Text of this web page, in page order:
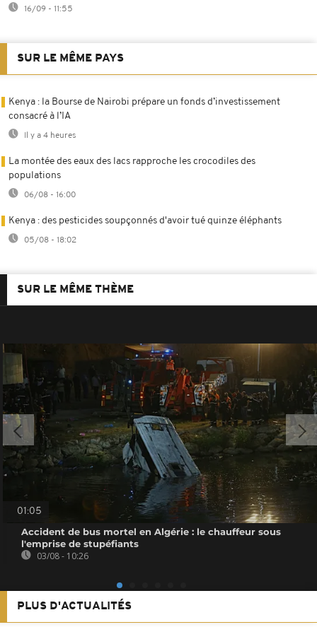
16/09 - 11:55
SUR LE MÊME PAYS
Kenya : la Bourse de Nairobi prépare un fonds d’investissement
consacré à l’IA
Il y a 4 heures
La montée des eaux des lacs rapproche les crocodiles des
populations
06/08 - 16:00
Kenya : des pesticides soupçonnés d'avoir tué quinze éléphants
05/08 - 18:02
SUR LE MÊME THÈME
01:05
Accident de bus mortel en Algérie : le chauffeur sous
l'emprise de stupéfiants
03/08 - 10:26
PLUS D'ACTUALITÉS